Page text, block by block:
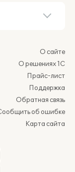
О сайте
О решениях 1С
Прайс-лист
Поддержка
Обратная связь
об ошибке
Карта сайта